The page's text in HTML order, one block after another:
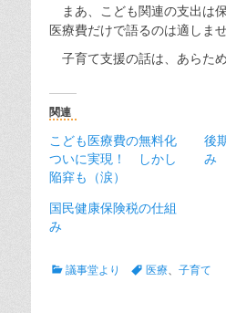
まあ、こども関連の支出は
医療費だけで語るのは適しませ
子育て支援の話は、あらため
関連
こども医療費の無料化
ついに実現！ しかし
陥穽も（涙）
後
み
国民健康保険税の仕組
み
カ 議事堂より
タ 医療、 子育て